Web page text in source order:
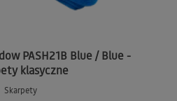
PASH21B Blue / Blue -
klasyczne
Skarpety